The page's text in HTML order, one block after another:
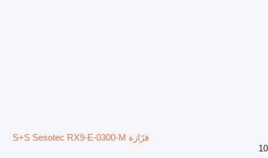
فرّازة S+S Sesotec RX9-E-0300-M
10